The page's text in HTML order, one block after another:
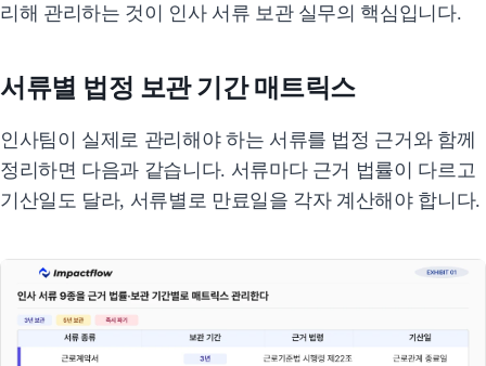
리해 관리하는 것이 인사 서류 보관 실무의 핵심입니다.
서류별 법정 보관 기간 매트릭스
인사팀이 실제로 관리해야 하는 서류를 법정 근거와 함께
정리하면 다음과 같습니다. 서류마다 근거 법률이 다르고
기산일도 달라, 서류별로 만료일을 각자 계산해야 합니다.